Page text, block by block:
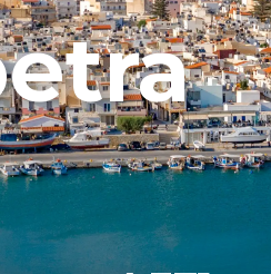
Edimburgo
Reino Unido
Marrakech
Marrocos
Istambul
Turquia